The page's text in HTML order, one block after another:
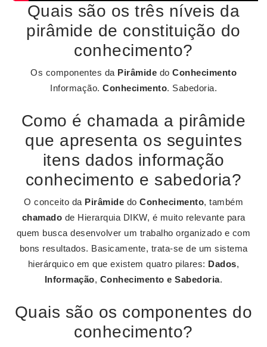
Quais são os três níveis da
pirâmide de constituição do
conhecimento?
Os componentes da Pirâmide do Conhecimento
Informação. Conhecimento. Sabedoria.
Como é chamada a pirâmide
que apresenta os seguintes
itens dados informação
conhecimento e sabedoria?
O conceito da Pirâmide do Conhecimento, também
chamado de Hierarquia DIKW, é muito relevante para
quem busca desenvolver um trabalho organizado e com
bons resultados. Basicamente, trata-se de um sistema
hierárquico em que existem quatro pilares: Dados,
Informação, Conhecimento e Sabedoria.
Quais são os componentes do
conhecimento?